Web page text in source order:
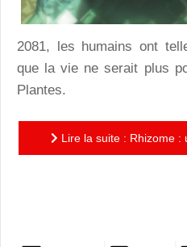
2081, les humains ont
que la vie ne serait plus
Plantes.
Lire la suite : Rhizome :